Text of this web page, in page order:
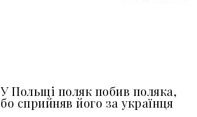
У Польщі поляк побив поляка,
бо сприйняв його за українця